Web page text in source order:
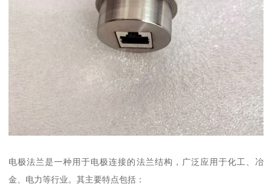
电极法兰是一种用于电极连接的法兰结构，广泛应用于化工、冶
金、电力等行业。其主要特点包括：